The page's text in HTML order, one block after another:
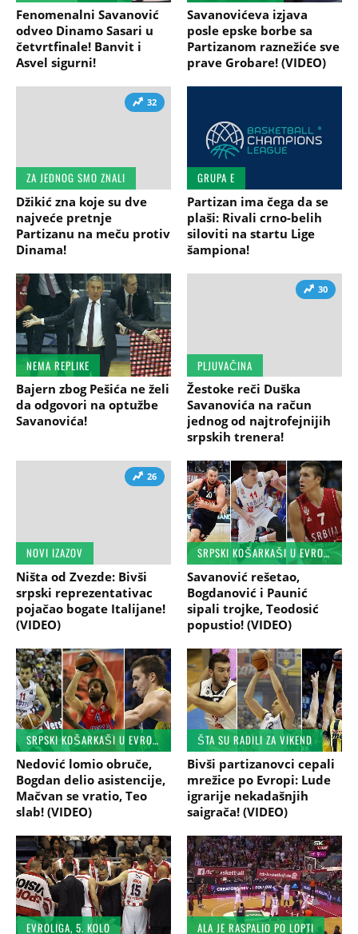
Fenomenalni Savanović
odveo Dinamo Sasari u
četvrtfinale! Banvit i
Asvel sigurni!
Savanovićeva izjava
posle epske borbe sa
Partizanom raznežiće sve
prave Grobare! (VIDEO)
32
ZA JEDNOG SMO ZNALI
Džikić zna koje su dve
najveće pretnje
Partizanu na meču protiv
Dinama!
GRUPA E
Partizan ima čega da se
plaši: Rivali crno-belih
siloviti na startu Lige
šampiona!
NEMA REPLIKE
Bajern zbog Pešića ne želi
da odgovori na optužbe
Savanovića!
30
PLJUVAČINA
Žestoke reči Duška
Savanovića na račun
jednog od najtrofejnijih
srpskih trenera!
26
NOVI IZAZOV
Ništa od Zvezde: Bivši
srpski reprezentativac
pojačao bogate Italijane!
(VIDEO)
SRPSKI KOŠARKAŠI U EVROPI
Savanović rešetao,
Bogdanović i Paunić
sipali trojke, Teodosić
popustio! (VIDEO)
SRPSKI KOŠARKAŠI U EVROPI
Nedović lomio obruče,
Bogdan delio asistencije,
Mačvan se vratio, Teo
slab! (VIDEO)
ŠTA SU RADILI ZA VIKEND
Bivši partizanovci cepali
mrežice po Evropi: Lude
igrarije nekadašnjih
saigrača! (VIDEO)
EVROLIGA, 5. KOLO ALA JE RASPALIO PO LOPTI